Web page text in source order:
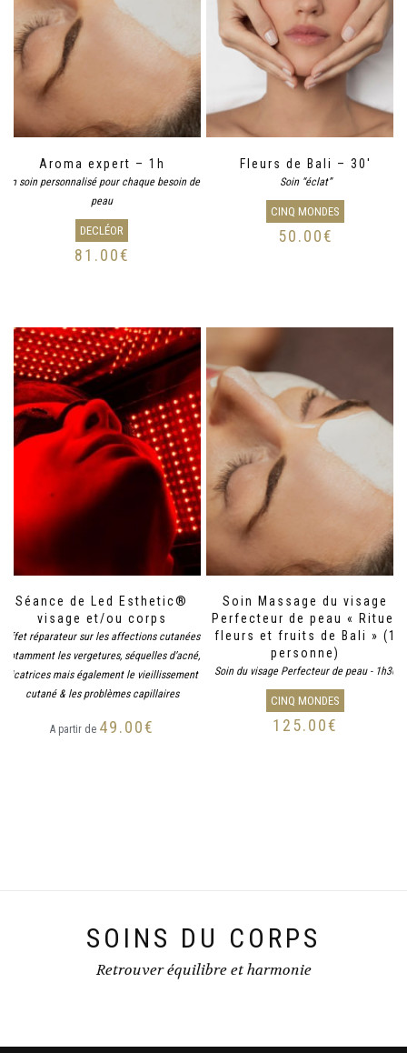
Aroma expert – 1h
Un soin personnalisé pour chaque besoin de
peau
DECLÉOR
81.00€
Fleurs de Bali – 30′
Soin “éclat”
CINQ MONDES
50.00€
Séance de Led Esthetic®
visage et/ou corps
Effet réparateur sur les affections cutanées
notamment les vergetures, séquelles d’acné,
cicatrices mais également le vieillissement
cutané & les problèmes capillaires
A partir de 49.00€
Soin Massage du visage
Perfecteur de peau « Rituel
fleurs et fruits de Bali » (1
personne)
Soin du visage Perfecteur de peau - 1h30
CINQ MONDES
125.00€
SOINS DU CORPS
Retrouver équilibre et harmonie